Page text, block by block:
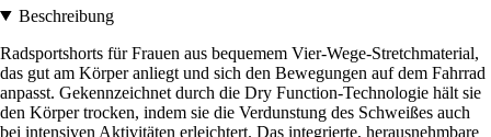
Beschreibung
Radsportshorts für Frauen aus bequemem Vier-Wege-Stretchmaterial,
das gut am Körper anliegt und sich den Bewegungen auf dem Fahrrad
anpasst. Gekennzeichnet durch die Dry Function-Technologie hält sie
den Körper trocken, indem sie die Verdunstung des Schweißes auch
bei intensiven Aktivitäten erleichtert. Das integrierte, herausnehmbare